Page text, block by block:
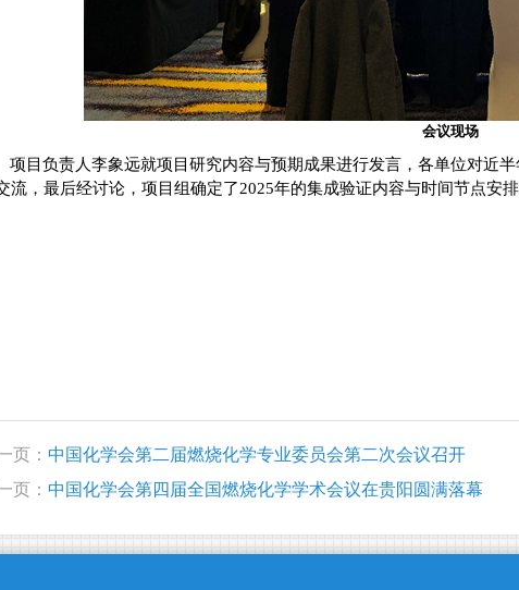
会议现场
项目负责人李象远就项目研究内容与预期成果进行发言，各单位对近
流，最后经讨论，项目组确定了2025年的集成验证内容与时间节点安排
页： 中国化学会第二届燃烧化学专业委员会第二次会议召开
页： 中国化学会第四届全国燃烧化学学术会议在贵阳圆满落幕